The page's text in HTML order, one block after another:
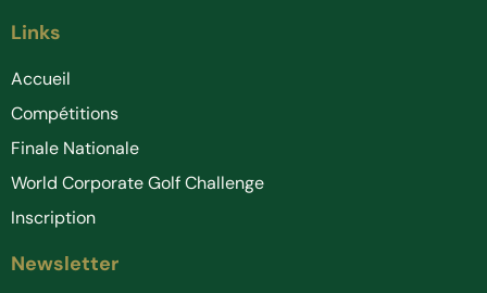
Links
Accueil
Compétitions
Finale Nationale
World Corporate Golf Challenge
Inscription
Newsletter